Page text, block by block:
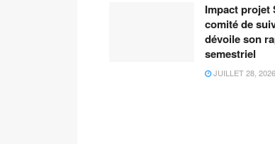
Impact projet
comité de
dévoile son
semestriel
JUILLET 28, 2026